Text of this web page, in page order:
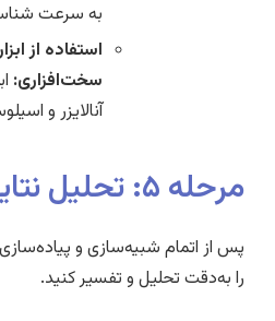
به سرعت
استفاده از
سخت‌افزاری:
آنالایزر و
مرحله ۵: تحلیل نتایج و بحث
پس از اتمام شبیه‌سازی و
را به‌دقت تحلیل و تفسیر کنید.